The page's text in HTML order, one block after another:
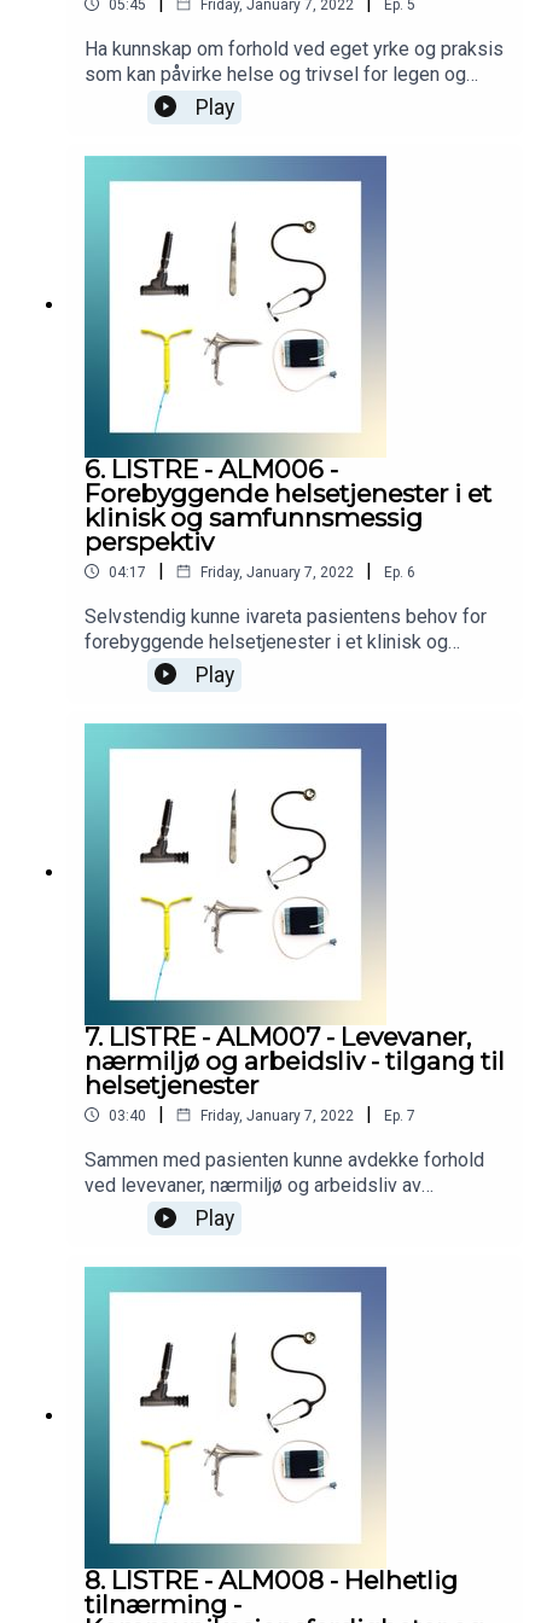
05:45 Friday, January 7, 2022 Ep. 5
Ha kunnskap om forhold ved eget yrke og praksis
som kan påvirke helse og trivsel for legen og
legens medarbeidere; samt kjenne til hvordan
yrkesskade kan forebygges. Podcasten er
Helsedirektoratet har finansiert utviklingen av
utarbeidet av KVALLM (allmennlegene Kristian
Høines og Morten Munkvik). Podcasten er ingen
fasit for hvordan læringsmålene skal tolkes, men
skal bidra til refleksjon rundt læringsmålene i
allmennmedisin.
Play
6. LISTRE - ALM006 -
Forebyggende helsetjenester i et
klinisk og samfunnsmessig
perspektiv
04:17 | Friday, January 7, 2022 | Ep. 6
Selvstendig kunne ivareta pasientens behov for
forebyggende helsetjenester i et klinisk og
samfunnsmessig perspektiv. Podcasten er
utarbeidet i samarbeid med Helsedirektoratet.
Helsedirektoratet har finansiert utviklingen av
podcasten, men innholdet er i sin helhet
Høines og Morten Munkvik). Podcasten er ingen
fasit for hvordan læringsmålene skal tolkes, men
skal bidra til refleksjon rundt læringsmålene i
allmennmedisin.
Play
7. LISTRE - ALM007 - Levevaner,
nærmiljø og arbeidsliv - tilgang til
helsetjenester
03:40 | Friday, January 7, 2022 | Ep. 7
Sammen med pasienten kunne avdekke forhold
ved levevaner, nærmiljø og arbeidsliv av
betydning for liv, helse og pasientens tilgang til
nødvendige helsetjenester. Podcasten er
utarbeidet i samarbeid med Helsedirektoratet.
Helsedirektoratet har finansiert utviklingen av
utarbeidet av KVALLM (allmennlegene Kristian
Høines og Morten Munkvik). Podcasten er ingen
fasit for hvordan læringsmålene skal tolkes, men
skal bidra til refleksjon rundt læringsmålene i
allmennmedisin.
Play
8. LISTRE - ALM008 - Helhetlig
tilnærming -